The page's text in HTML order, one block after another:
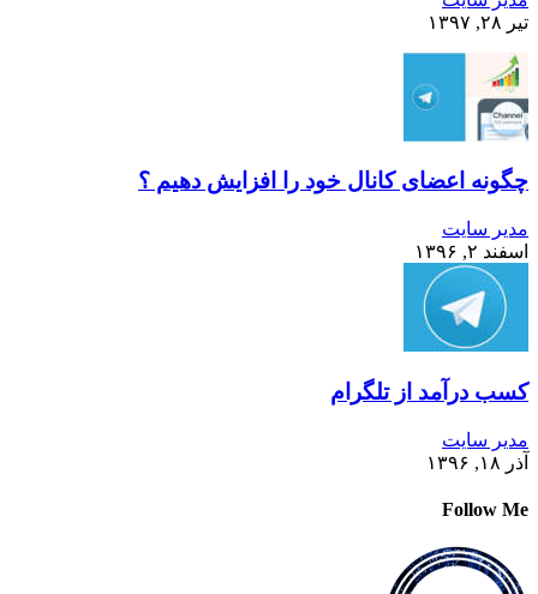
تیر ۲۸, ۱۳۹۷
چگونه اعضای کانال خود را افزایش دهیم ؟
مدیر سایت
اسفند ۲, ۱۳۹۶
کسب درآمد از تلگرام
مدیر سایت
آذر ۱۸, ۱۳۹۶
Follow Me